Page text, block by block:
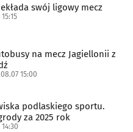
swój ligowy mecz
na mecz Jagiellonii z
15:00
podlaskiego sportu.
za 2025 rok